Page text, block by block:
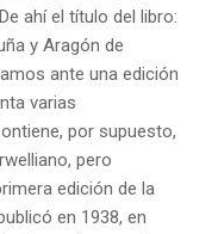
ahí el título del libro:
y Aragón de
ante una edición
varias
por supuesto,
pero
edición de la
en 1938, en